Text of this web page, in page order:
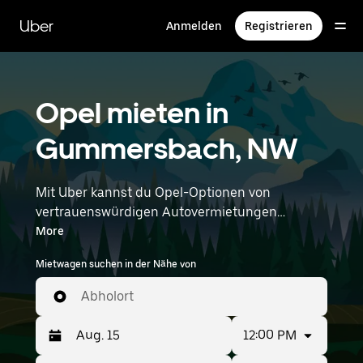
zum
Hauptinhalt
Uber Anmelden Registrieren
Opel mieten in
Gummersbach, NW
Mit Uber kannst du Opel-Optionen von
vertrauenswürdigen Autovermietungen
durchstöbern. Finde den richtigen Leihwagen
von Opel für Besorgungen, Roadtrips oder
tägliche Fahrten. Egal, ob du Preis, Größe oder
Stil priorisierst: Hier findest du Optionen, die
deinen Wünschen entsprechen. Gib deine Zeit-
und Standortangaben (z. B. Cologne Bonn
Airport) ein, um Opel-Vermietungen in deiner
More
Mietwagen suchen in der Nähe von
Abholort
12:00 PM